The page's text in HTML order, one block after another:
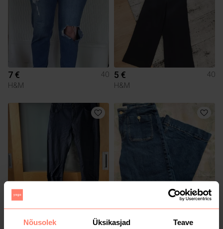
Nõusolek Üksikasjad Teave
7 €
40
H&M
5 €
40
H&M
4 €
40
Lindex
14 € 40